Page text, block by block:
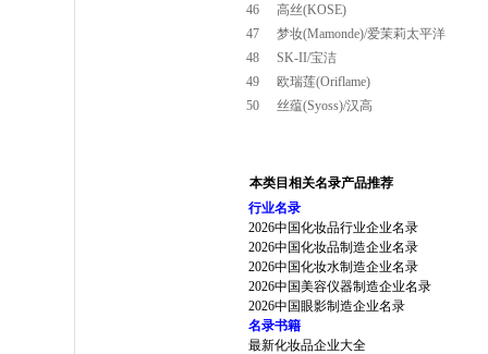
46
高丝(KOSE)
47
梦妆(Mamonde)/爱茉莉太平洋
48
SK-II/宝洁
49
欧瑞莲(Oriflame)
50
丝蕴(Syoss)/汉高
本类目相关名录产品推荐
行业名录
2026中国化妆品行业企业名录
2026中国化妆品制造企业名录
2026中国化妆水制造企业名录
2026中国美容仪器制造企业名录
2026中国眼影制造企业名录
名录书籍
最新化妆品企业大全